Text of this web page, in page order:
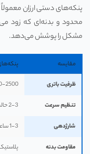
پنکه‌های دستی ارزان
مشکل را پوشش می‌دهد.
مقایسه
ظرفیت باتری mAh
تنظیم سرعت 2-3 حالت ثابت
شارژدهی 1-3 ساعت
مقاومت بدنه